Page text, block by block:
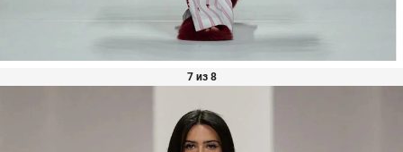
7 из 8